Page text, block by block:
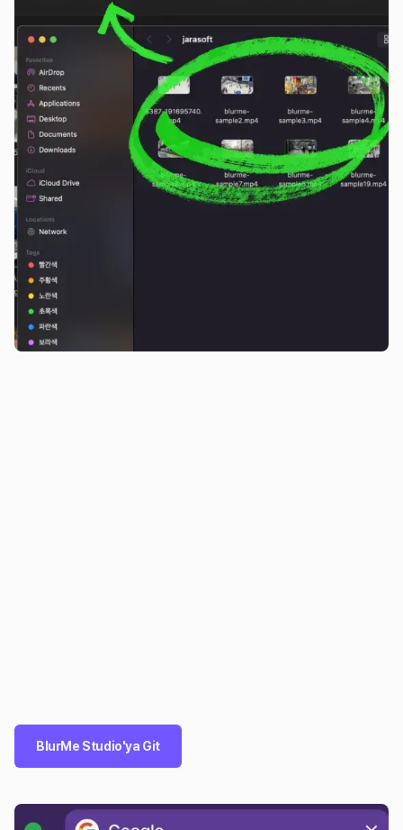
BlurMe Studio'ya Git